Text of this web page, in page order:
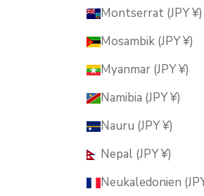
Montserrat (JPY ¥)
Mosambik (JPY ¥)
Myanmar (JPY ¥)
Namibia (JPY ¥)
Nauru (JPY ¥)
Nepal (JPY ¥)
Neukaledonien